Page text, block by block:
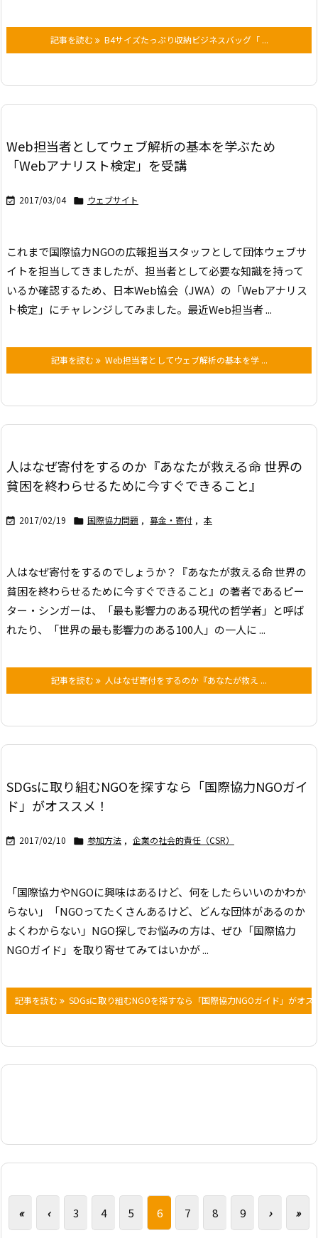
記事を読む B4サイズたっぷり収納ビジネスバッグ「 ...
Web担当者としてウェブ解析の基本を学ぶため
「Webアナリスト検定」を受講
 2017/03/04  ウェブサイト
これまで国際協力NGOの広報担当スタッフとして団体ウェブサ
イトを担当してきましたが、担当者として必要な知識を持って
いるか確認するため、日本Web協会（JWA）の「Webアナリス
ト検定」にチャレンジしてみました。 最近Web担当者 ...
記事を読む Web担当者としてウェブ解析の基本を学 ...
人はなぜ寄付をするのか『あなたが救える命 世界の
貧困を終わらせるために今すぐできること』
 2017/02/19  国際協力問題 , 募金・寄付 , 本
人はなぜ寄付をするのでしょうか？
『あなたが救える命 世界の
貧困を終わらせるために今すぐできること』の著者であるピー
ター・シンガーは、「最も影響力のある現代の哲学者」と呼ば
れたり、「世界の最も影響力のある100人」の一人に ...
記事を読む 人はなぜ寄付をするのか『あなたが救え ...
SDGsに取り組むNGOを探すなら「国際協力NGOガイ
ド」がオススメ！
 2017/02/10  参加方法 , 企業の社会的責任（CSR）
「国際協力やNGOに興味はあるけど、何をしたらいいのかわか
らない」
「NGOってたくさんあるけど、どんな団体があるのか
よくわからない」 NGO探しでお悩みの方は、ぜひ「国際協力
NGOガイド」を取り寄せてみてはいかが ...
記事を読む SDGsに取り組むNGOを探すなら「国際協力NGOガイド」がオス
« ‹ 3 4 5 6 7 8 9 › »